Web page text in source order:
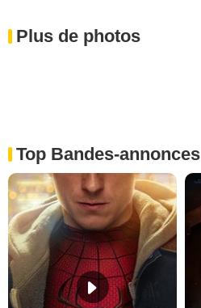
Plus de photos
Top Bandes-annonces